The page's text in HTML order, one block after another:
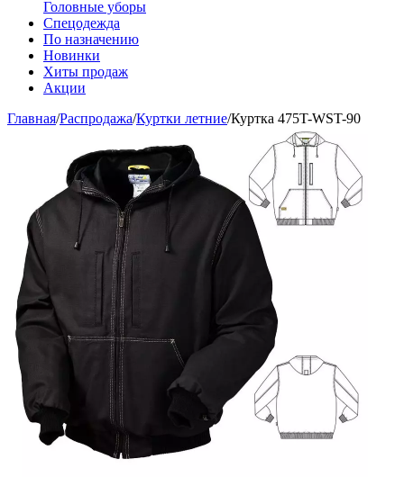
Головные уборы
Спецодежда
По назначению
Новинки
Хиты продаж
Акции
Главная/Распродажа/Куртки летние/Куртка 475T-WST-90